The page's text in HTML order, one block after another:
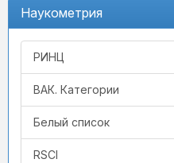
Наукометрия
РИНЦ
ВАК. Категории
Белый список
RSCI